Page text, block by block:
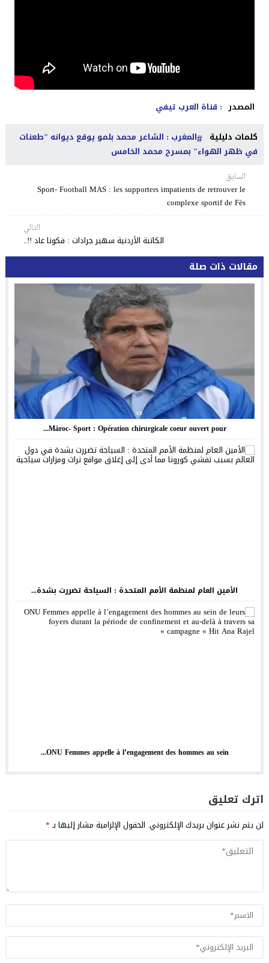
المصدر : قناة العرب تيفي
كلمات دليلية
المغرب : الشاعر محمد بلمو يوقع ديوانه "طعنات
في ظهر الهواء" بمسرح محمد الخامس
السابق
Sport- Football MAS : les supporters impatients de retrouver le
complexe sportif de Fès
التالي
الكاتبة الأردنية سهير جرادات : فكونا عاد !!..
مقالات ذات صلة
Màroc- Sport : Opération chirurgicale coeur ouvert pour...
الأمين العام لمنظمة الأمم المتحدة : السياحة تضررت بشدة...
ONU Femmes appelle à l’engagement des hommes au sein...
اترك تعليق
لن يتم نشر عنوان بريدك الإلكتروني. الحقول الإلزامية مشار إليها بـ*